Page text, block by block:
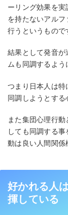
ーリング効果を
を持たないアル
行うというもので
結果として発音
ムも同調するよう
つまり日本人は特
同調しようとする
また集団心理行
しても同調する
動は良い人間関係
好かれる人
揮している